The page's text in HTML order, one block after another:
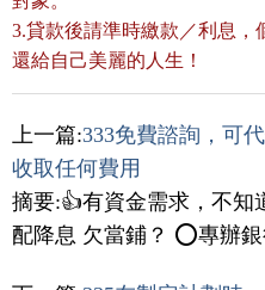
3.貸款後請準時繳款／利息，
還給自己美麗的人生！
上一篇:333免費諮詢，可
收取任何費用
摘要:👍有資金需求，不知
配降息 欠當鋪？ ⭕️專辦